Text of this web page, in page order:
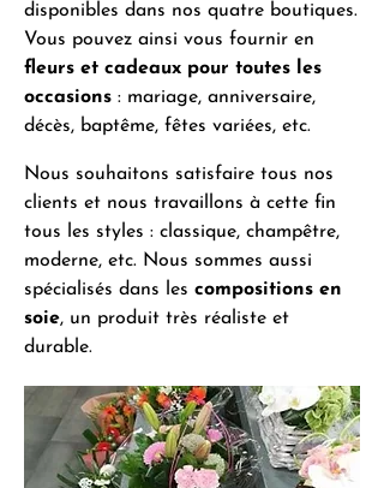
disponibles dans nos quatre boutiques.
Vous pouvez ainsi vous fournir en
fleurs et cadeaux pour toutes les
occasions : mariage, anniversaire,
décès, baptême, fêtes variées, etc.
Nous souhaitons satisfaire tous nos
clients et nous travaillons à cette fin
tous les styles : classique, champêtre,
moderne, etc. Nous sommes aussi
spécialisés dans les compositions en
soie, un produit très réaliste et
durable.